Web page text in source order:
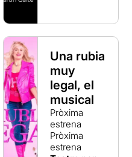
Una rubia
muy
legal, el
musical
Pròxima
estrena
Pròxima
estrena